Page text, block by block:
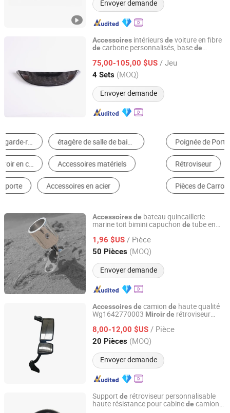
Envoyer demande
Accessoires intérieursde voiture en fibre
de carbone personnalisés, basede
carbone et couvercle depanneau
ventilation pour Chevrolet Corvette C7
75,00-105,00 $US / Jeu
4 Sets (MOQ)
Envoyer demande
Dongguan Aikeliwei Carbon Fiber Technology R&D Co.,
Guangdong, China Depuis 2026
Poignée de Porte Pièces d'Escalier
Rétroviseur Porte Serviette
Pièces de Carrosserie de Moto
Accessoiresde bateau quincaillerie
marine toit bimini capuchon de tube en
1,96 $US / Pièce
50 Pièces (MOQ)
Envoyer demande
Shenxian Shenghui Stainless Co., Ltd.
Shandong, China Depuis 2023
Accessoiresde camion de haute qualité
Wg1642770003 Miroirde rétroviseur
8,00-12,00 $US / Pièce
20 Pièces (MOQ)
Envoyer demande
Sinosoon Technology Co., Ltd.
Shandong, China Depuis 2024
Support de rétroviseur personnalisable
haute résistance pour cabinede camion
Liangshan Ruisheng Trailer Accessories Co., Ltd.